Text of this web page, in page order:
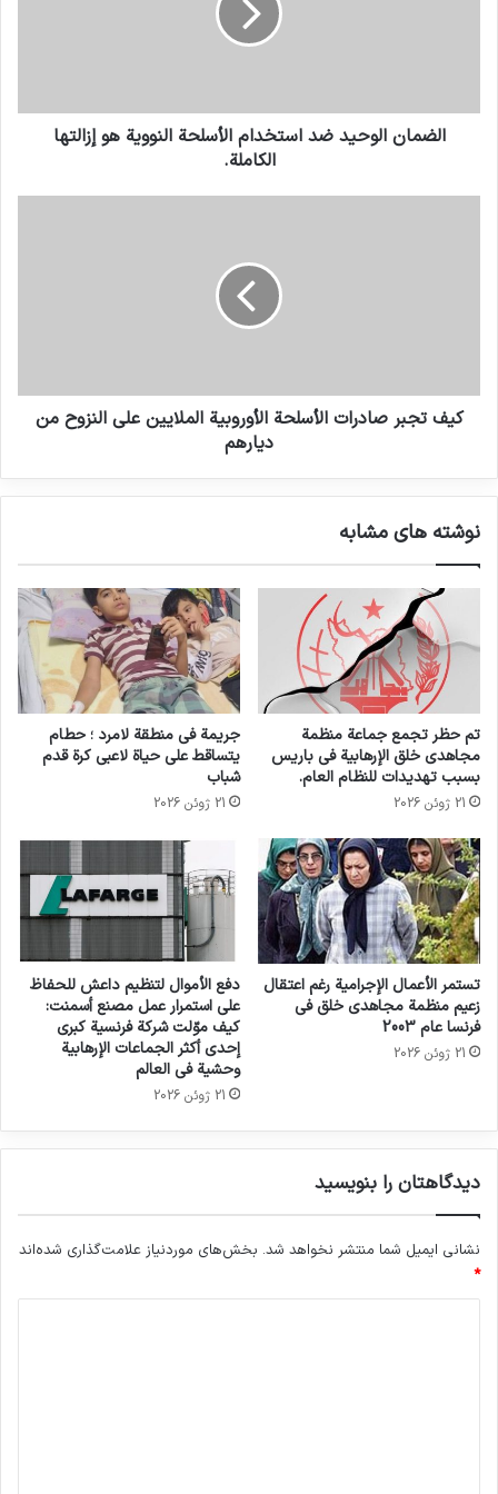
عن أفغانستان ونستحق تفسيراً لذلك ومن الحكومة البريطانية
وأدان الجنرال ريتشاردز ، الذي قاد قوات الناتو في أفغانستان عام
2006 ، تحفظ بريطانيا وأمريكا.
يقاتلون لإبقاء طالبان خارج هلمند ، لذلك ستكون هذه ضربة
مدمرة لسمعة بريطانيا وبالتأكيد لأولئك الذين فقدوا عائلاتهم”.
انسخ الرابط
الضمان الوحيد ضد استخدام الأسلحة النووية هو إزالتها
الكاملة.
كيف تجبر صادرات الأسلحة الأوروبية الملايين على النزوح من
ديارهم
نوشته های مشابه
تم حظر تجمع جماعة منظمة
مجاهدي خلق الإرهابية في باريس
بسبب تهديدات للنظام العام.
21 ژوئن 2026
جريمة في منطقة لامرد ؛ حطام
يتساقط على حياة لاعبي كرة قدم
شباب
21 ژوئن 2026
تستمر الأعمال الإجرامية رغم اعتقال
زعيم منظمة مجاهدي خلق في
فرنسا عام 2003
21 ژوئن 2026
دفع الأموال لتنظيم داعش للحفاظ
على استمرار عمل مصنع أسمنت:
كيف موّلت شركة فرنسية كبرى
إحدى أكثر الجماعات الإرهابية
وحشية في العالم
21 ژوئن 2026
دیدگاهتان را بنویسید
نشانی ایمیل شما منتشر نخواهد شد. بخش‌های موردنیاز علامت‌گذاری شده‌اند
*